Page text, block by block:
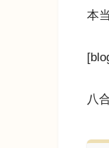
本
八